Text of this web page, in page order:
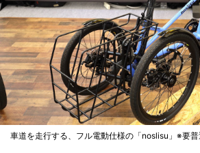
車道を走行する、フル電動仕様の「noslisu」※要